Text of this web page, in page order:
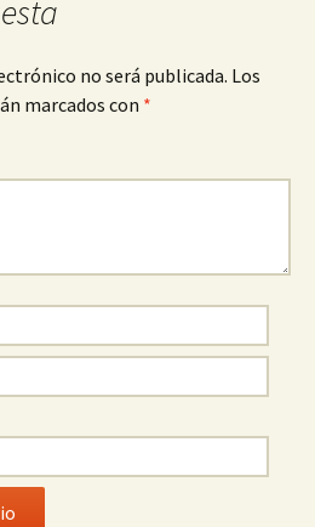
no será publicada. Los
marcados con *